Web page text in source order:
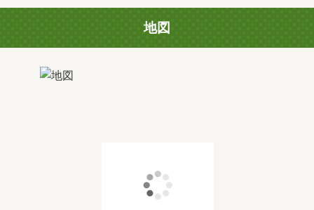
地図